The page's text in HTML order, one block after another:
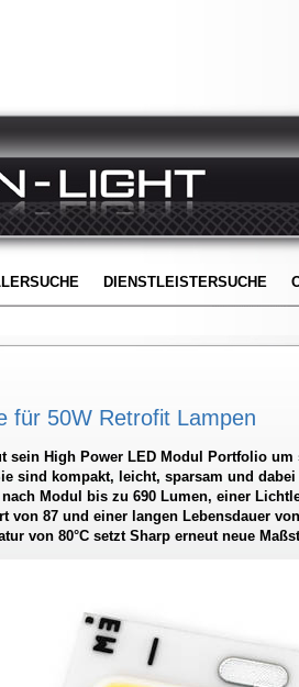
DIENSTLEISTERSUCHE
für 50W Retrofit Lampen
sein High Power LED Modul Portfolio um
sind kompakt, leicht, sparsam und
Modul bis zu 690 Lumen, einer
von 87 und einer langen Lebensdauer
von 80°C setzt Sharp erneut neue